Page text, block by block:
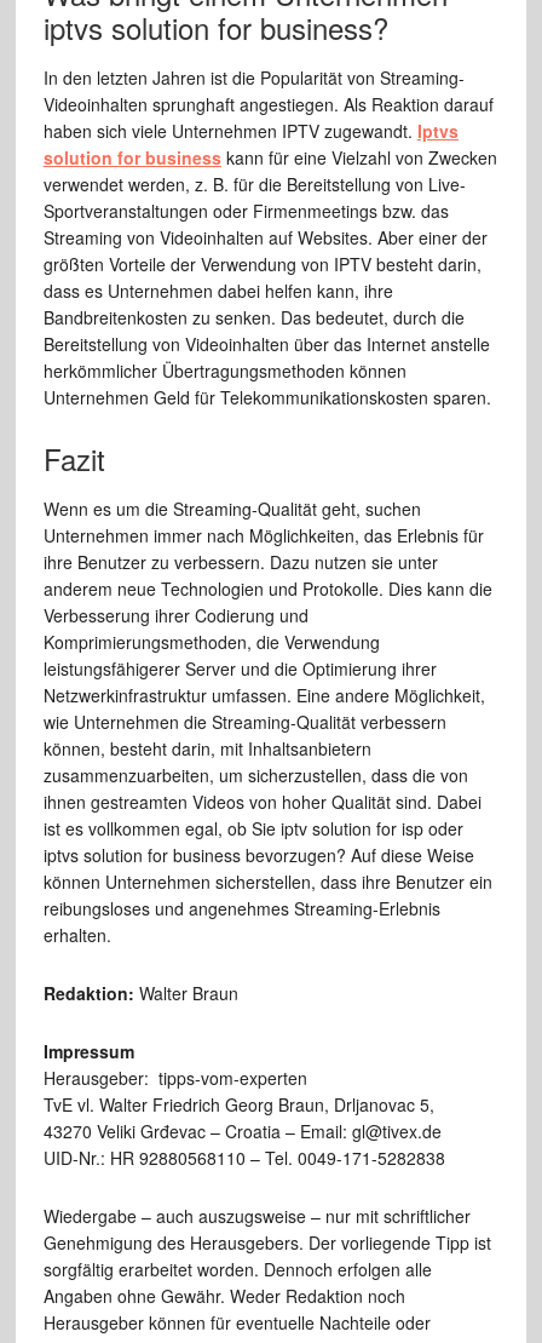
iptvs solution for business?
In den letzten Jahren ist die Popularität von Streaming-
Videoinhalten sprunghaft angestiegen. Als Reaktion darauf
haben sich viele Unternehmen IPTV zugewandt. Iptvs
solution for businesskann für eine Vielzahl von Zwecken
verwendet werden, z. B. für die Bereitstellung von Live-
Sportveranstaltungen oder Firmenmeetings bzw. das
Streaming von Videoinhalten auf Websites. Aber einer der
größten Vorteile der Verwendung von IPTV besteht darin,
dass es Unternehmen dabei helfen kann, ihre
Bandbreitenkosten zu senken. Das bedeutet, durch die
Bereitstellung von Videoinhalten über das Internet anstelle
herkömmlicher Übertragungsmethoden können
Unternehmen Geld für Telekommunikationskosten sparen.
Fazit
Wenn es um die Streaming-Qualität geht, suchen
Unternehmen immer nach Möglichkeiten, das Erlebnis für
ihre Benutzer zu verbessern. Dazu nutzen sie unter
anderem neue Technologien und Protokolle. Dies kann die
Verbesserung ihrer Codierung und
Komprimierungsmethoden, die Verwendung
leistungsfähigerer Server und die Optimierung ihrer
Netzwerkinfrastruktur umfassen. Eine andere Möglichkeit,
wie Unternehmen die Streaming-Qualität verbessern
können, besteht darin, mit Inhaltsanbietern
zusammenzuarbeiten, um sicherzustellen, dass die von
ihnen gestreamten Videos von hoher Qualität sind. Dabei
ist es vollkommen egal, ob Sie iptv solution for isp oder
iptvs solution for business bevorzugen? Auf diese Weise
können Unternehmen sicherstellen, dass ihre Benutzer ein
reibungsloses und angenehmes Streaming-Erlebnis
erhalten.
Redaktion: Walter Braun
Impressum
Herausgeber: tipps-vom-experten
TvE vl. Walter Friedrich Georg Braun, Drljanovac 5,
43270 Veliki Grđevac – Croatia – Email: gl@tivex.de
UID-Nr.: HR 92880568110 – Tel. 0049-171-5282838
Wiedergabe – auch auszugsweise – nur mit schriftlicher
Genehmigung des Herausgebers. Der vorliegende Tipp ist
sorgfältig erarbeitet worden. Dennoch erfolgen alle
Angaben ohne Gewähr. Weder Redaktion noch
Herausgeber können für eventuelle Nachteile oder